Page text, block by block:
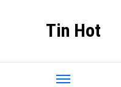
Tin Hot